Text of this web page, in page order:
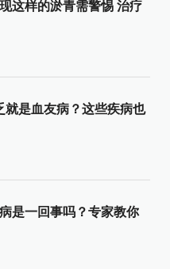
这样的淤青需警惕 治疗
就是血友病？这些疾病也
是一回事吗？专家教你